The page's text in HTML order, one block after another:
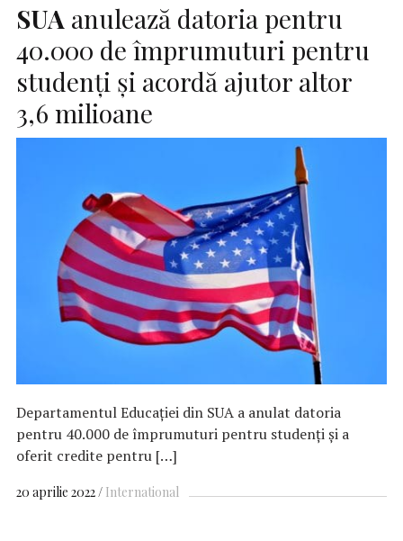
SUA anulează datoria pentru
40.000 de împrumuturi pentru
studenți şi acordă ajutor altor
3,6 milioane
Departamentul Educației din SUA a anulat datoria
pentru 40.000 de împrumuturi pentru studenți și a
oferit credite pentru […]
20 aprilie 2022 International